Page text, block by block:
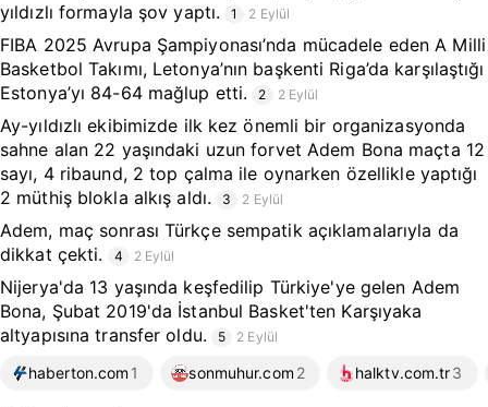
yıldızlı formayla şov yaptı.
1 2 Eylül
FIBA 2025 Avrupa Şampiyonası’nda mücadele eden A Milli
Basketbol Takımı, Letonya’nın başkenti Riga’da karşılaştığı
Estonya’yı 84-64 mağlup etti.
2 2 Eylül
Ay-yıldızlı ekibimizde ilk kez önemli bir organizasyonda
sahne alan 22 yaşındaki uzun forvet Adem Bona maçta 12
sayı, 4 ribaund, 2 top çalma ile oynarken özellikle yaptığı
2 müthiş blokla alkış aldı.
3 2 Eylül
Adem, maç sonrası Türkçe sempatik açıklamalarıyla da
dikkat çekti.
4 2 Eylül
Nijerya'da 13 yaşında keşfedilip Türkiye'ye gelen Adem
Bona, Şubat 2019'da İstanbul Basket'ten Karşıyaka
altyapısına transfer oldu.
5 2 Eylül
haberton.com 1 sonmuhur.com 2 halktv.com.tr3